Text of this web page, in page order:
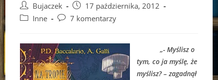
Post
author:
Bujaczek
Post
published:
17 października, 2012
PostInne
Post7 komentarzy
„- Myślisz o
tym, co ja myślę, że
myślisz? – zagadnął